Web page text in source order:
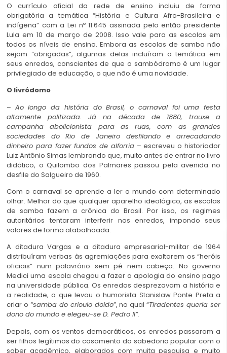
O currículo oficial da rede de ensino incluiu de forma
obrigatória a temática “História e Cultura Afro-Brasileira e
indígena” com a Lei nº 11.645 assinada pelo então presidente
Lula em 10 de março de 2008. Isso vale para as escolas em
todos os níveis de ensino. Embora as escolas de samba não
sejam “obrigadas”, algumas delas incluíram a temática em
seus enredos, conscientes de que o sambódromo é um lugar
privilegiado de educação, o que não é uma novidade.
O livródomo
– Ao longo da história do Brasil, o carnaval foi uma festa
altamente politizada. Já na década de 1880, trouxe a
campanha abolicionista para as ruas, com as grandes
sociedades do Rio de Janeiro desfilando e arrecadando
dinheiro para fazer fundos de alforria– escreveu o historiador
Luiz Antônio Simas lembrando que, muito antes de entrar no livro
didático, o Quilombo dos Palmares passou pela avenida no
desfile do Salgueiro de 1960.
Com o carnaval se aprende a ler o mundo com determinado
olhar. Melhor do que qualquer aparelho ideológico, as escolas
de samba fazem a crônica do Brasil. Por isso, os regimes
autoritários tentaram interferir nos enredos, impondo seus
valores de forma atabalhoada.
A ditadura Vargas e a ditadura empresarial-militar de 1964
distribuíram verbas às agremiações para exaltarem os “heróis
oficiais” num palavrório sem pé nem cabeça. No governo
Medici uma escola chegou a fazer a apologia do ensino pago
na universidade pública. Os enredos desprezavam a história e
a realidade, o que levou o humorista Stanislaw Ponte Preta a
criar o “samba do crioulo doido”, no qual “Tiradentes queria ser
dono do mundo e elegeu-se D. Pedro II”.
Depois, com os ventos democráticos, os enredos passaram a
ser filhos legítimos do casamento da sabedoria popular com o
saber acadêmico, elaborados com muita pesquisa e muito